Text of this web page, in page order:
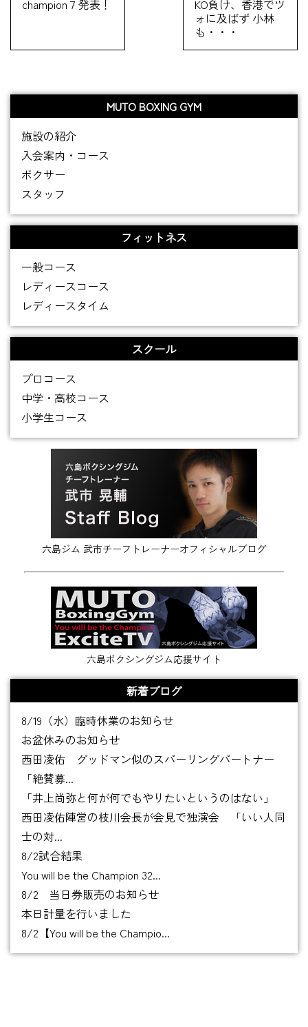
champion７発表！
KO負け、香港でツ
ォに及ばず 小林
も・・・
MUTO BOXING GYM
施設の紹介
入会案内・コース
ボクサー
スタッフ
フィットネス
一般コース
レディースコース
レディースタイム
スクール
プロコース
中学・高校コース
小学生コース
六島ジム 武市チーフトレーナーオフィシャルブログ
六島ボクシングジム応援サイト
新着ブログ
8/19（水）臨時休業のお知らせ
お盆休みのお知らせ
西田凌佑 グッドマン似のスパーリングパートナー
「絶賛募...
「井上尚弥と何が何でもやりたいというのはない」
西田凌佑陣営の枝川会長が会見で独演会 「いい人同
士の対...
8/2試合結果
You will be the Champion 32...
8/2 当日券販売のお知らせ
本日計量を行いました
8/2【You will be the Champio...